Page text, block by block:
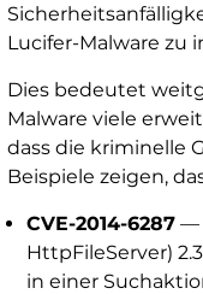
Lucifer-Malware zu
Dies bedeutet
Malware viele
dass die kriminelle
Beispiele zeigen,
CVE-2014-6287 —
HttpFileServer)
in einer